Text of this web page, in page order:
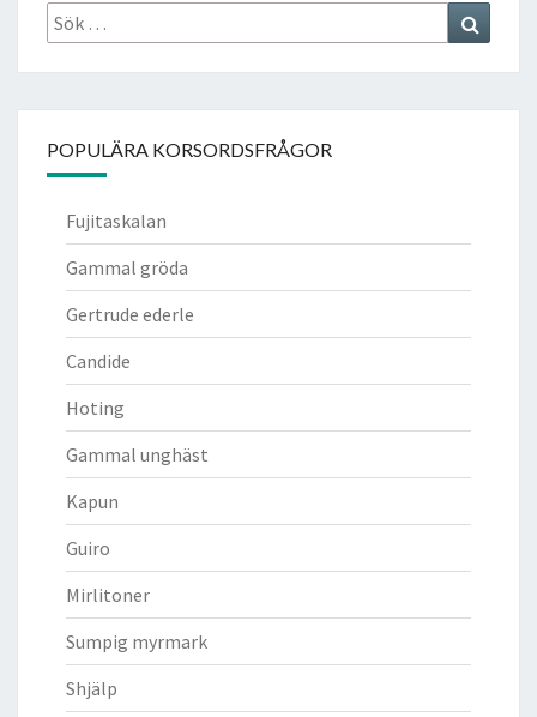
Sök
efter:
POPULÄRA KORSORDSFRÅGOR
Fujitaskalan
Gammal gröda
Gertrude ederle
Candide
Hoting
Gammal unghäst
Kapun
Guiro
Mirlitoner
Sumpig myrmark
Shjälp